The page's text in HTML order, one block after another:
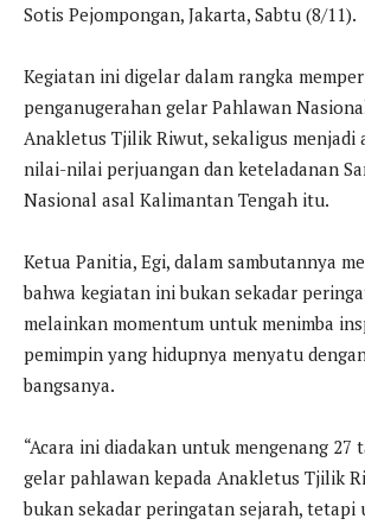
Sotis Pejompongan, Jakarta, Sabtu (8/11).
Kegiatan ini digelar dalam rangka
penganugerahan gelar Pahlawan
Anakletus Tjilik Riwut, sekaligus menjadi
nilai-nilai perjuangan dan keteladanan
Nasional asal Kalimantan Tengah itu.
Ketua Panitia, Egi, dalam sambutannya
bahwa kegiatan ini bukan sekadar
melainkan momentum untuk menimba
pemimpin yang hidupnya menyatu
bangsanya.
“Acara ini diadakan untuk mengenang 27
gelar pahlawan kepada Anakletus Tjilik
bukan sekadar peringatan sejarah, tetapi